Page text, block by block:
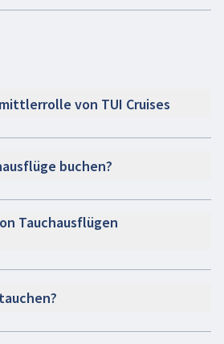
von TUI Cruises
buchen?
Tauchausflügen